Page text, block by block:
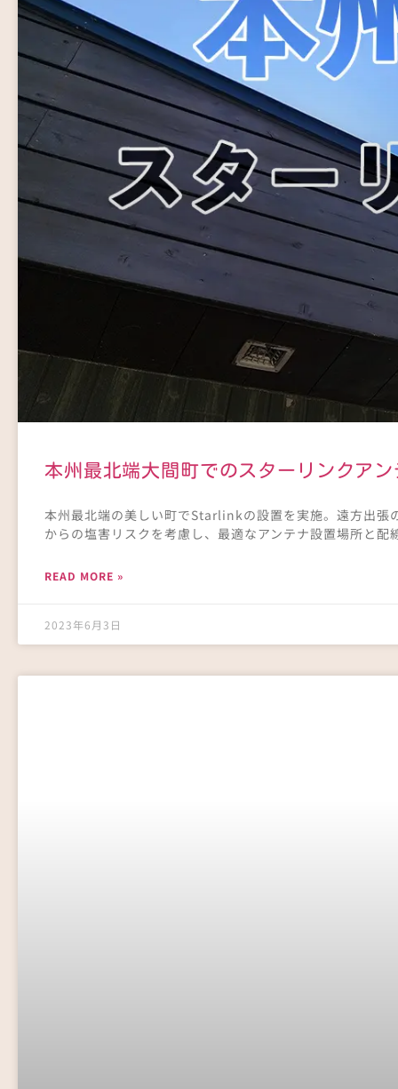
本州最北端大間町でのスターリンクア
本州最北端の美しい町でStarlinkの設置を実施。遠方出張
からの塩害リスクを考慮し、最適なアンテナ設置場所と
READ MORE »
2023年6月3日